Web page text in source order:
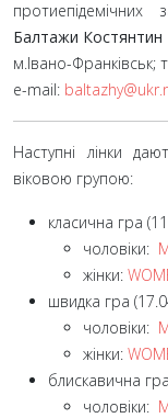
Балтажи Костянтин
м.Івано-Франківськ;
e-mail:
Наступні лінки
віковою групою:
класична гра
чоловіки:
жінки:
швидка гра
чоловіки:
жінки:
блискавична
чоловіки: